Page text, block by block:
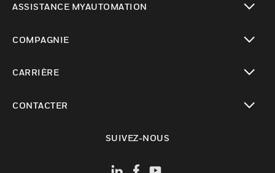
ASSISTANCE MYAUTOMATION
COMPAGNIE
CARRIÈRE
CONTACTER
SUIVEZ-NOUS